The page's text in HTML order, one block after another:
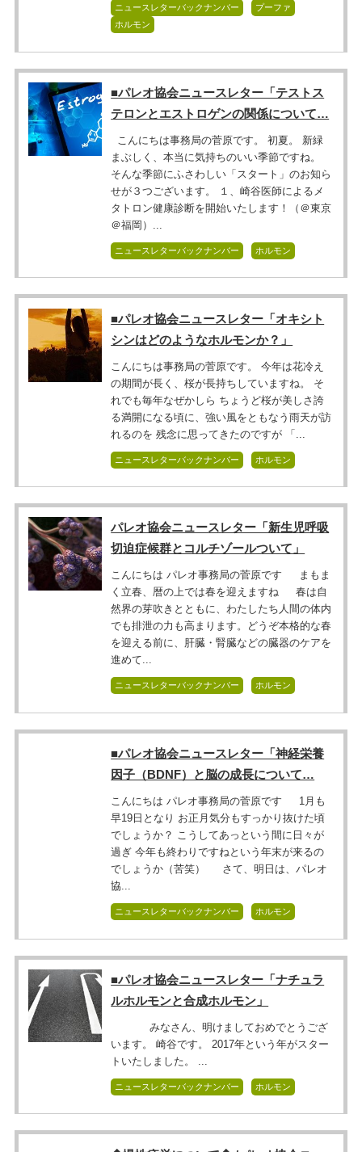
ニュースレターバックナンバー
プーファ
ホルモン
■パレオ協会ニュースレター「テストス
テロンとエストロゲンの関係について…
こんにちは事務局の菅原です。 初夏。 新緑
まぶしく、本当に気持ちのいい季節ですね。
そんな季節にふさわしい「スタート」のお知ら
せが３つございます。 １、崎谷医師によるメ
タトロン健康診断を開始いたします！（＠東京
＠福岡）...
ニュースレターバックナンバー ホルモン
■パレオ協会ニュースレター「オキシト
シンはどのようなホルモンか？」
こんにちは事務局の菅原です。 今年は花冷え
の期間が長く、桜が長持ちしていますね。 そ
れでも毎年なぜかしら ちょうど桜が美しさ誇
る満開になる頃に、強い風をともなう雨天が訪
れるのを 残念に思ってきたのですが 「...
ニュースレターバックナンバー ホルモン
パレオ協会ニュースレター「新生児呼吸
切迫症候群とコルチゾールついて」
こんにちは パレオ事務局の菅原です まもま
く立春、暦の上では春を迎えますね 春は自
然界の芽吹きとともに、わたしたち人間の体内
でも排泄の力も高まります。どうぞ本格的な春
を迎える前に、肝臓・腎臓などの臓器のケアを
進めて...
ニュースレターバックナンバー ホルモン
■パレオ協会ニュースレター「神経栄養
因子（BDNF）と脳の成長について…
こんにちは パレオ事務局の菅原です 1月も
早19日となり お正月気分もすっかり抜けた頃
でしょうか？ こうしてあっという間に日々が
過ぎ 今年も終わりですねという年末が来るの
でしょうか（苦笑） さて、明日は、パレオ
協...
ニュースレターバックナンバー ホルモン
■パレオ協会ニュースレター「ナチュラ
ルホルモンと合成ホルモン」
みなさん、明けましておめでとうござ
います。 崎谷です。 2017年という年がスター
トいたしました。 ...
ニュースレターバックナンバー ホルモン